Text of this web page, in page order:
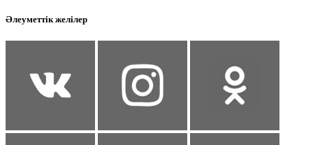
Әлеуметтік желілер